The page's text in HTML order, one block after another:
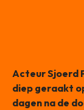
Acteur Sjoerd
diep geraakt
dagen na de